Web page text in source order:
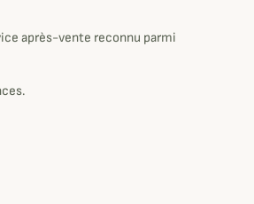
après-vente reconnu parmi